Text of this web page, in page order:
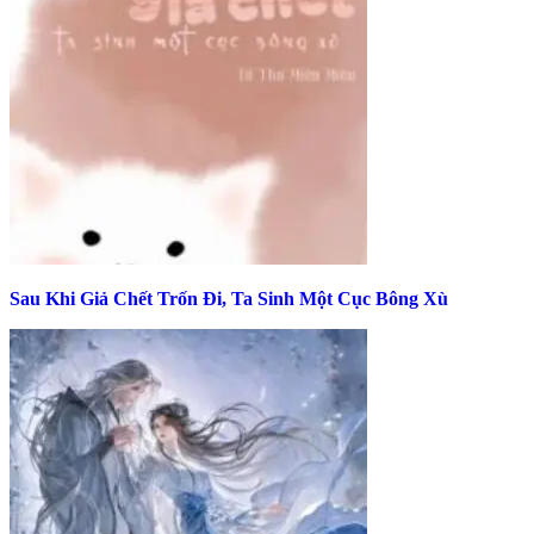
Sau Khi Giả Chết Trốn Đi, Ta Sinh Một Cục Bông Xù